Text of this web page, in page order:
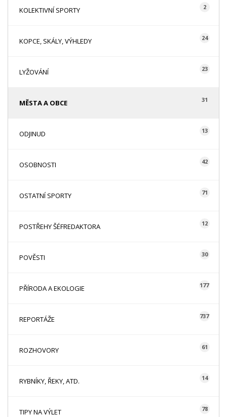
KOLEKTIVNÍ SPORTY 2
KOPCE, SKÁLY, VÝHLEDY 24
LYŽOVÁNÍ 23
MĚSTA A OBCE 31
ODJINUD 13
OSOBNOSTI 42
OSTATNÍ SPORTY 71
POSTŘEHY ŠÉFREDAKTORA 12
POVĚSTI 30
PŘÍRODA A EKOLOGIE 177
REPORTÁŽE 737
ROZHOVORY 61
RYBNÍKY, ŘEKY, ATD. 14
TIPY NA VÝLET 78